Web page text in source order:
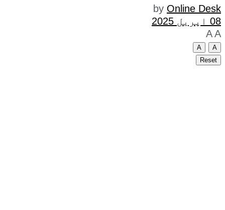
by Online Desk
08 اپریل 2025
A A
A
A
Reset